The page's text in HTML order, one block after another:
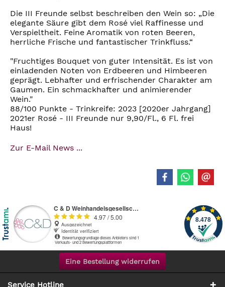
Die III Freunde selbst beschreiben den Wein so: „Die
elegante Säure gibt dem Rosé viel Raffinesse und
Verspieltheit. Feine Aromatik von roten Beeren,
herrliche Frische und fantastischer Trinkfluss.“
"Fruchtiges Bouquet von guter Intensität. Es ist von
einladenden Noten von Erdbeeren und Himbeeren
geprägt. Lebhafter und erfrischender Charakter am
Gaumen. Ein schmackhafter und animierender
Wein."
88/100 Punkte - Trinkreife: 2023 [2020er Jahrgang]
2021er Rosé - III Freunde nur 9,90/Fl., 6 Fl. frei
Haus!
Zur E-Mail News ...
Eine Bestellung widerrufen
Service Hotline